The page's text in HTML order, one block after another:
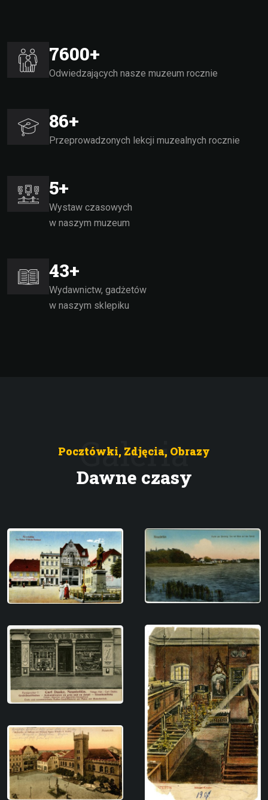
10000+
Odwiedzających nasze muzeum rocznie
120+
Przeprowadzonych lekcji muzealnych rocznie
7+
Wystaw czasowych
w naszym muzeum
60+
Wydawnictw, gadżetów
w naszym sklepiku
Galeria
Pocztówki, Zdjęcia, Obrazy
Dawne czasy